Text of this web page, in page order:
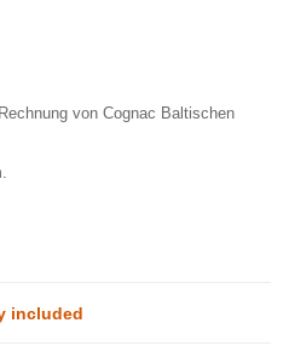
von Cognac Baltischen
included